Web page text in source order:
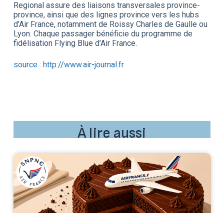
Regional assure des liaisons transversales province-
province, ainsi que des lignes province vers les hubs
d’Air France, notamment de Roissy Charles de Gaulle ou
Lyon. Chaque passager bénéficie du programme de
fidélisation Flying Blue d’Air France.
source : http://www.air-journal.fr
À lire aussi